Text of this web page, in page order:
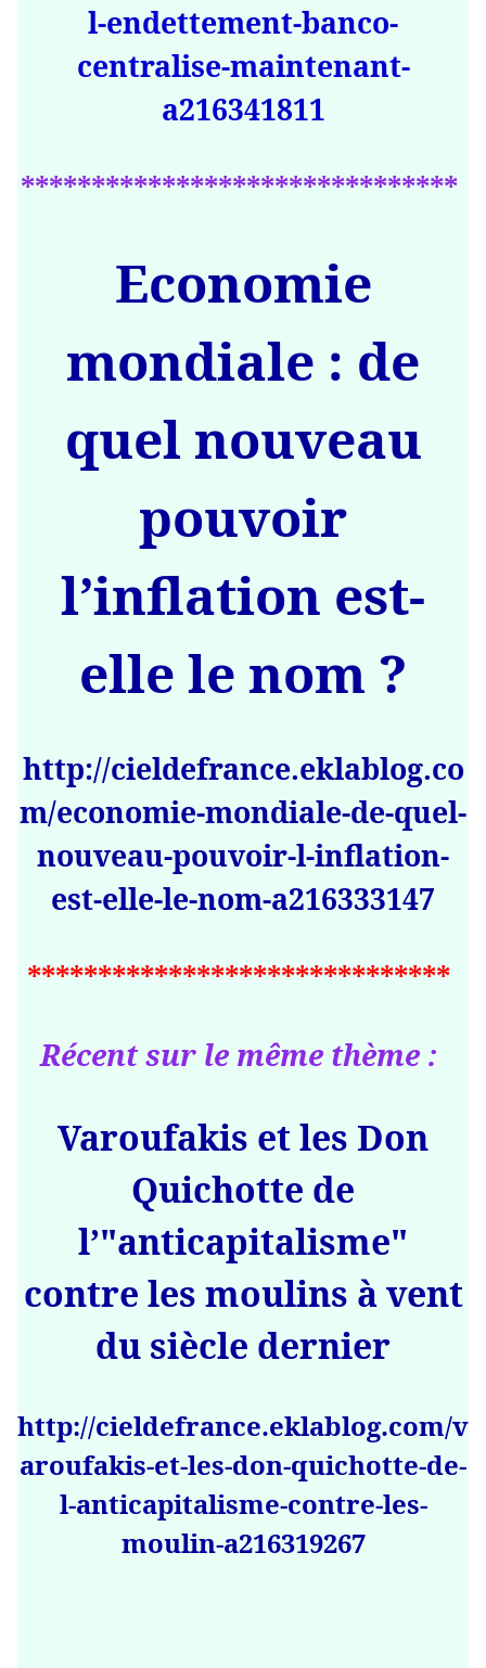
l-endettement-banco-
centralise-maintenant-
a216341811
*******************************
Economie
mondiale : de
quel nouveau
pouvoir
l’inflation est-
elle le nom ?
http://cieldefrance.eklablog.co
m/economie-mondiale-de-quel-
nouveau-pouvoir-l-inflation-
est-elle-le-nom-a216333147
******************************
Récent sur le même thème :
Varoufakis et les Don
Quichotte de
l’"anticapitalisme"
contre les moulins à vent
du siècle dernier
http://cieldefrance.eklablog.com/v
aroufakis-et-les-don-quichotte-de-
l-anticapitalisme-contre-les-
moulin-a216319267